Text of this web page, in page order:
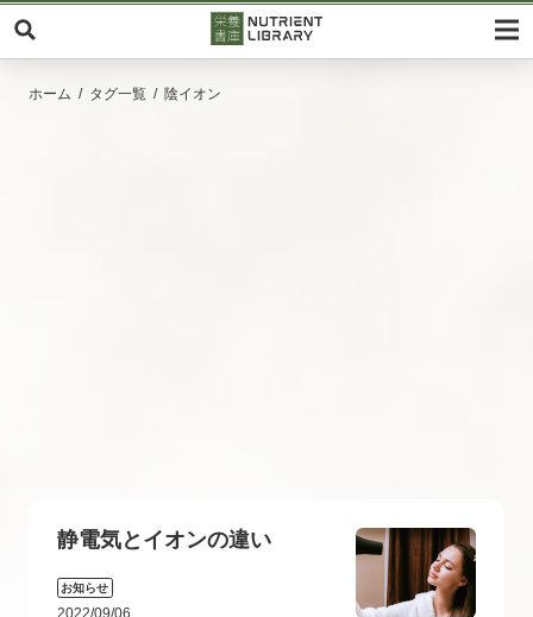
ホーム タグ一覧 陰イオン
静電気とイオンの違い
お知らせ
2022/09/06